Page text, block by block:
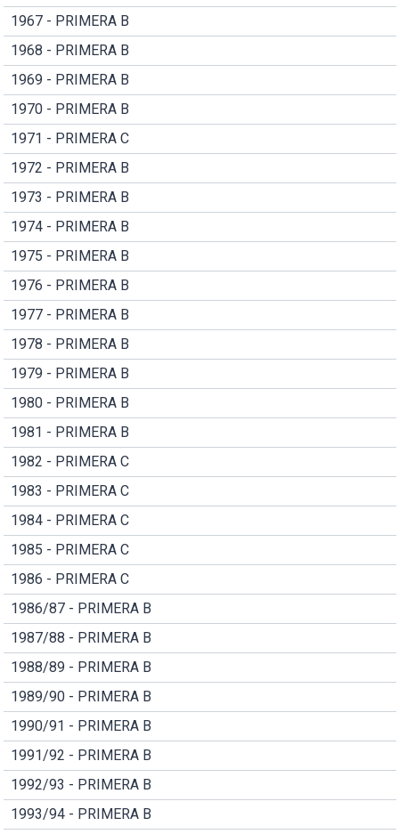
1967 - PRIMERA B
1968 - PRIMERA B
1969 - PRIMERA B
1970 - PRIMERA B
1971 - PRIMERA C
1972 - PRIMERA B
1973 - PRIMERA B
1974 - PRIMERA B
1975 - PRIMERA B
1976 - PRIMERA B
1977 - PRIMERA B
1978 - PRIMERA B
1979 - PRIMERA B
1980 - PRIMERA B
1981 - PRIMERA B
1982 - PRIMERA C
1983 - PRIMERA C
1984 - PRIMERA C
1985 - PRIMERA C
1986 - PRIMERA C
1986/87 - PRIMERA B
1987/88 - PRIMERA B
1988/89 - PRIMERA B
1989/90 - PRIMERA B
1990/91 - PRIMERA B
1991/92 - PRIMERA B
1992/93 - PRIMERA B
1993/94 - PRIMERA B